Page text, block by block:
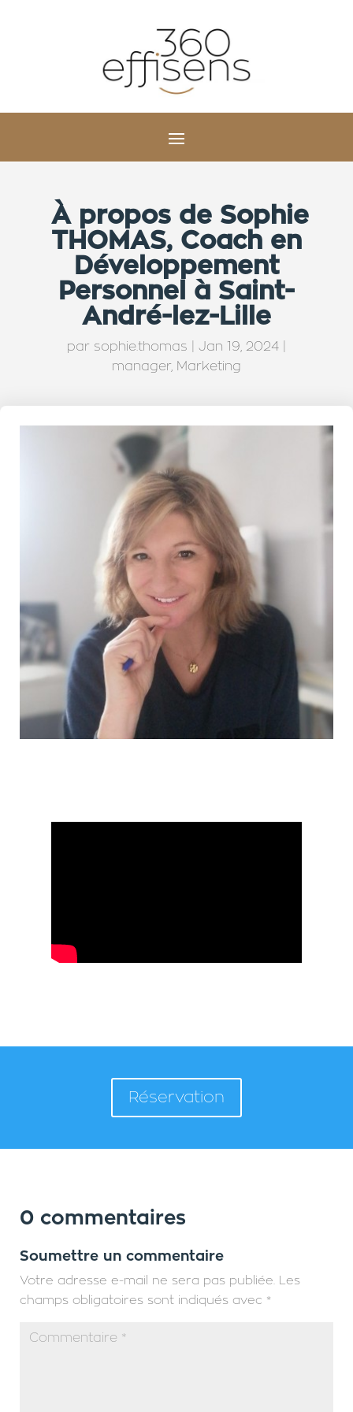
À propos de Sophie
THOMAS, Coach en
Développement
Personnel à Saint-
André-lez-Lille
par sophie.thomas Jan 19, 2024|
manager, Marketing
Réservation
0 commentaires
Soumettre un commentaire
Votre adresse e-mail ne sera pas publiée.
Les
champs obligatoires sont indiqués avec *